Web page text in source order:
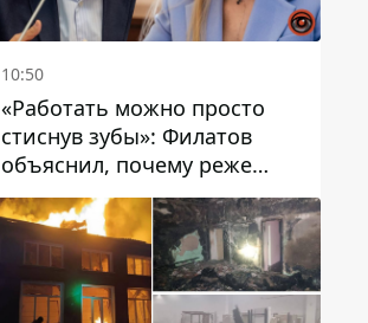
10:50
«Работать можно просто
стиснув зубы»: Филатов
объяснил, почему реже
пишет в соцсетях и
раскритиковал медийность
чиновников